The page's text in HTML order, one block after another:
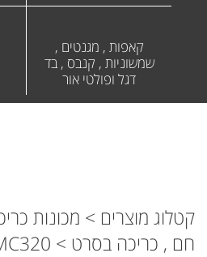
קאפות , מגנטים ,
שמשוניות , קנבס , בד
דגל ופולטי אור
קטלוג מוצרים > מכונות
חם , כריכה בסרט >